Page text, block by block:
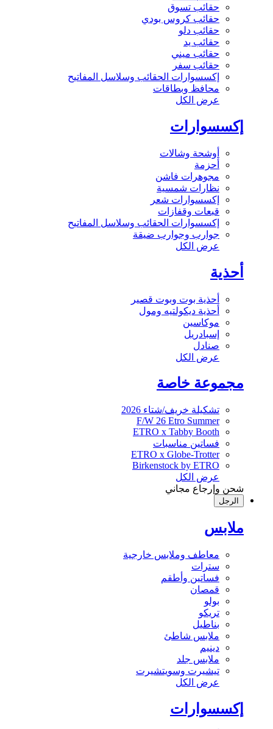
حقائب تسوق
حقائب كروس بودي
حقائب دلو
حقائب يد
حقائب ميني
حقائب سفر
إكسسوارات الحقائب وسلاسل المفاتيح
محافظ وبطاقات
عرض الكل
إكسسوارات
أوشحة وشالات
أحزمة
مجوهرات فاشن
نظارات شمسية
إكسسوارات شعر
قبعات وقفازات
إكسسوارات الحقائب وسلاسل المفاتيح
جوارب وجوارب ضيقة
عرض الكل
أحذية
أحذية بوت وبوت قصير
أحذية ديكولتيه ومول
موكاسين
إسبادريل
صنادل
عرض الكل
مجموعة خاصة
تشكيلة خريف/شتاء 2026
F/W 26 Etro Summer
ETRO x Tabby Booth
فساتين مناسبات
ETRO x Globe-Trotter
Birkenstock by ETRO
عرض الكل
شحن وإرجاع مجاني
الرجل
ملابس
معاطف وملابس خارجية
سترات
فساتين وأطقم
قمصان
بولو
تريكو
بناطيل
ملابس شاطئ
دينيم
ملابس جلد
تيشيرت وسويتشيرت
عرض الكل
إكسسوارات